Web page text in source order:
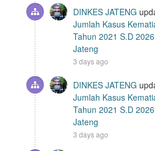
DINKES JATENG
Jumlah Kasus
Tahun 2021 S.D
Jateng
3 days ago
DINKES JATENG
Jumlah Kasus
Tahun 2021 S.D
Jateng
3 days ago